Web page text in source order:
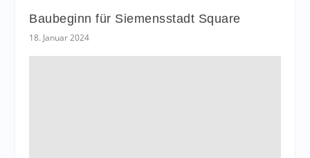
Baubeginn für Siemensstadt Square
18. Januar 2024